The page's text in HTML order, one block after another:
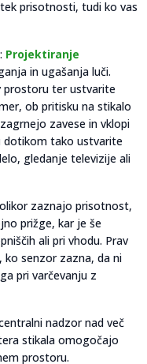
prisotnosti, tudi ko vas
Projektiranje
in ugašanja luči.
prostoru ter ustvarite
ob pritisku na stikalo
zavese in vklopi
dotikom tako ustvarite
gledanje televizije ali
zaznajo prisotnost,
prižge, kar je še
ali pri vhodu. Prav
senzor zazna, da ni
pri varčevanju z
nadzor nad več
stikala omogočajo
prostoru.